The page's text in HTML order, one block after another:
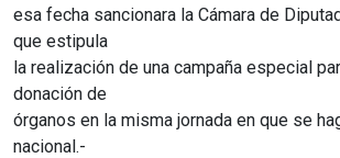
esa fecha sancionara la Cámara de
que estipula
la realización de una campaña especial
donación de
órganos en la misma jornada en que se
nacional.-